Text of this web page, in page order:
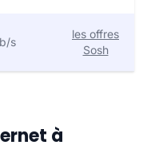
s
les offres
Sosh
à